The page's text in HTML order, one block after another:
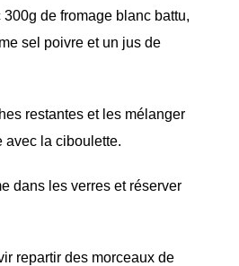
300g de fromage blanc battu,
sel poivre et un jus de
restantes et les mélanger
avec la ciboulette.
dans les verres et réserver
repartir des morceaux de